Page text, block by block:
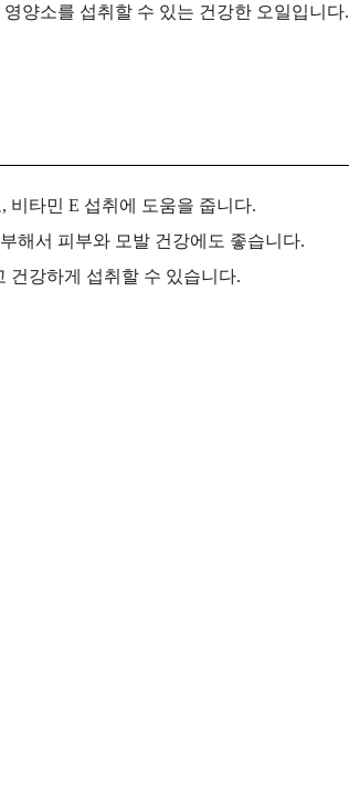
양소를 섭취할 수 있는 건강한 오일입니다.
비타민 E 섭취에 도움을 줍니다.
해서 피부와 모발 건강에도 좋습니다.
건강하게 섭취할 수 있습니다.